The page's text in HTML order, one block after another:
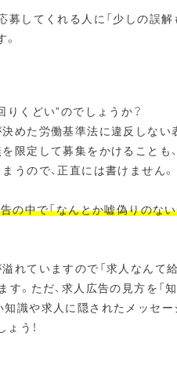
募してくれる人に「少しの誤
りくどい”のでしょうか？
めた労働基準法に違反しない
限定して募集をかけることも
うので、正直には書けません。
の中で「なんとか嘘偽りのな
れていますので「求人なん
。ただ、求人広告の見方を「
識や求人に隠されたメッセ
う！